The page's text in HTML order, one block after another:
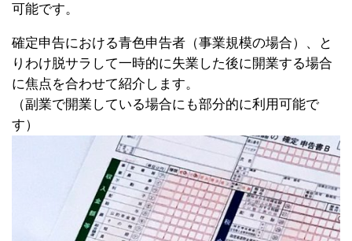
可能です。
確定申告における青色申告者（事業規模の場合）、と
りわけ脱サラして一時的に失業した後に開業する場合
に焦点を合わせて紹介します。
（副業で開業している場合にも部分的に利用可能で
す）